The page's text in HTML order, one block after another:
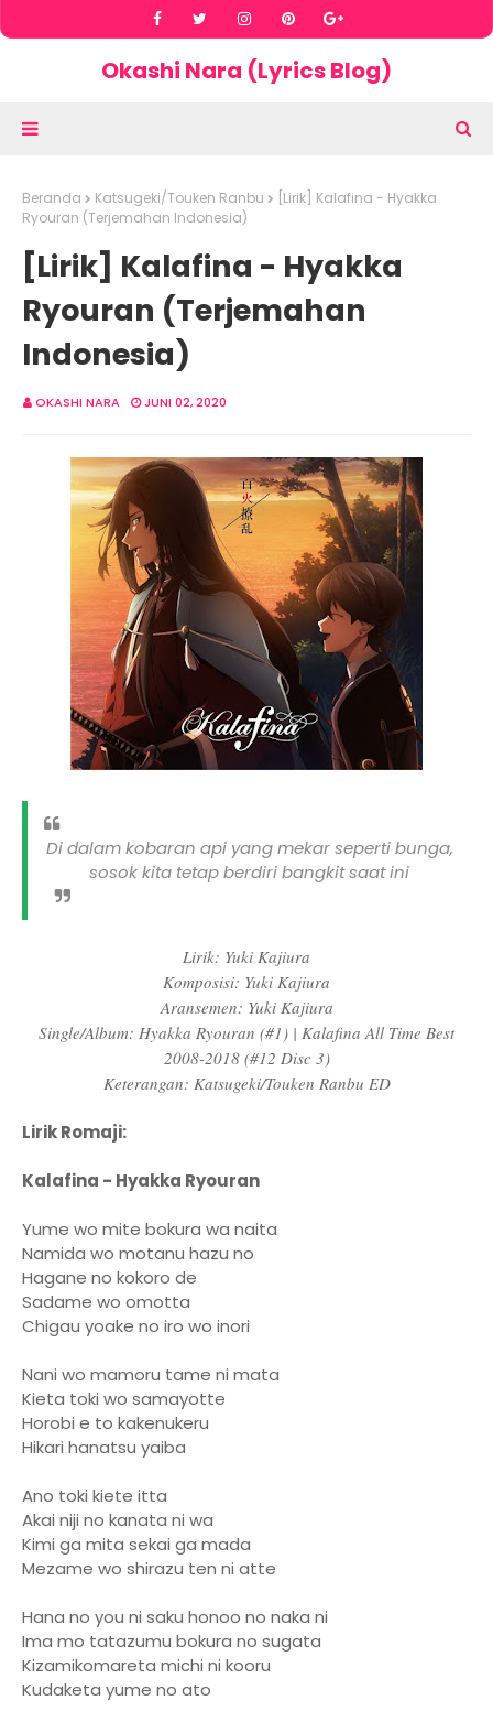
Okashi Nara (Lyrics Blog)
Beranda Katsugeki/Touken Ranbu
[Lirik] Kalafina - Hyakka
Ryouran (Terjemahan Indonesia)
[Lirik] Kalafina - Hyakka
Ryouran (Terjemahan
Indonesia)
OKASHI NARA JUNI 02, 2020
Di dalam kobaran api yang mekar seperti bunga,
sosok kita tetap berdiri bangkit saat ini
Lirik: Yuki Kajiura
Komposisi: Yuki Kajiura
Aransemen: Yuki Kajiura
Single/Album: Hyakka Ryouran (#1) | Kalafina All Time Best
2008-2018 (#12 Disc 3)
Keterangan: Katsugeki/Touken Ranbu ED
Lirik Romaji:
Kalafina - Hyakka Ryouran
Yume wo mite bokura wa naita
Namida wo motanu hazu no
Hagane no kokoro de
Sadame wo omotta
Chigau yoake no iro wo inori
Nani wo mamoru tame ni mata
Kieta toki wo samayotte
Horobi e to kakenukeru
Hikari hanatsu yaiba
Ano toki kiete itta
Akai niji no kanata ni wa
Kimi ga mita sekai ga mada
Mezame wo shirazu ten ni atte
Hana no you ni saku honoo no naka ni
Ima mo tatazumu bokura no sugata
Kizamikomareta michi ni kooru
Kudaketa yume no ato